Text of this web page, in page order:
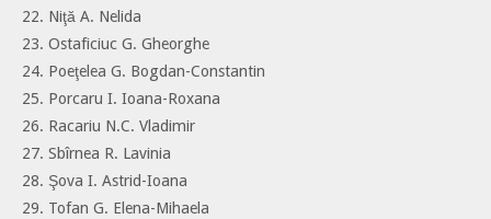
22. Niţă A. Nelida
23. Ostaficiuc G. Gheorghe
24. Poeţelea G. Bogdan-Constantin
25. Porcaru I. Ioana-Roxana
26. Racariu N.C. Vladimir
27. Sbîrnea R. Lavinia
28. Şova I. Astrid-Ioana
29. Tofan G. Elena-Mihaela